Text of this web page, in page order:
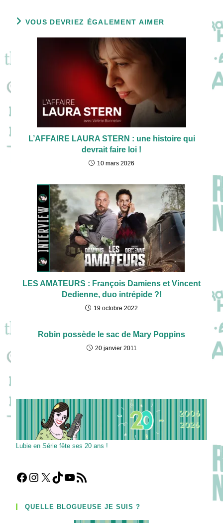
VOUS DEVRIEZ ÉGALEMENT AIMER
L’AFFAIRE LAURA STERN : une histoire qui
devrait faire loi !
10 mars 2026
LES AMATEURS : François Damiens et Vincent
Dedienne, duo intrépide ?!
19 octobre 2022
Robin possède le sac de Mary Poppins
20 janvier 2011
Lubie en Série fête ses 20 ans !
Facebook
Instagram
X TikTokYouTube
Flux RSS
QUELLE BLOGUEUSE JE SUIS ?